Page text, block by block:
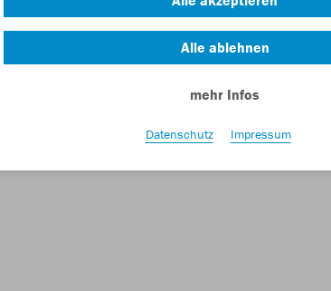
Alle ablehnen
mehr Infos
Datenschutz Impressum